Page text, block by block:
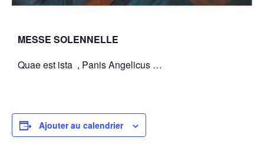
MESSE SOLENNELLE
Quae est ista , Panis Angelicus …
Ajouter au calendrier